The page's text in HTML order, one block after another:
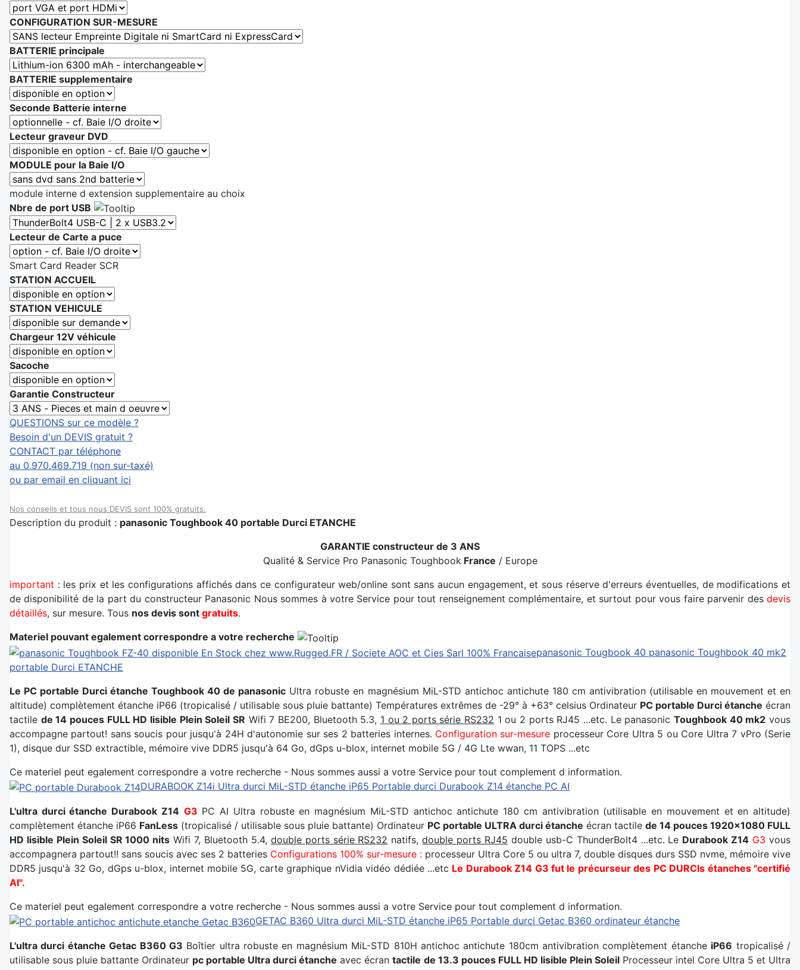
CONFIGURATION SUR-MESURE
BATTERIE principale
BATTERIE supplementaire
Seconde Batterie interne
Lecteur graveur DVD
MODULE pour la Baie I/O
module interne d extension supplementaire au choix
Nbre de port USB
Lecteur de Carte a puce
Smart Card Reader SCR
STATION ACCUEIL
STATION VEHICULE
Chargeur 12V véhicule
Sacoche
Garantie Constructeur
QUESTIONS sur ce modèle ?
Besoin d'un DEVIS gratuit ?
CONTACT par téléphone
au 0.970.469.719 (non sur-taxé)
ou par email en cliquant ici
Nos conseils et tous nous DEVIS sont 100% gratuits.
Description du produit : panasonic Toughbook 40 portable Durci ETANCHE
GARANTIE constructeur de 3 ANS
Qualité & Service Pro Panasonic ToughbookFrance / Europe
important : les prix et les configurations affichés dans ce configurateur web/online sont sans aucun engagement, et sous réserve d'erreurs éventuelles, de modifications et
de disponibilité de la part du constructeur Panasonic Nous sommes à votre Service pour tout renseignement complémentaire, et surtout pour vous faire parvenir des devis
détaillés, sur mesure. Tous nos devis sont gratuits.
Materiel pouvant egalement correspondre a votre recherche
panasonic Tougbook 40 panasonic Toughbook 40 mk2
portable Durci ETANCHE
Le PC portable Durci étanche Toughbook 40 de panasonic Ultra robuste en magnésium MiL-STD antichoc antichute 180 cm antivibration (utilisable en mouvement et en
altitude) complètement étanche iP66 (tropicalisé / utilisable sous pluie battante) Températures extrêmes de -29° à +63° celsius Ordinateur PC portable Durci étanche écran
tactile de 14 pouces FULL HD lisible Plein Soleil SR Wifi 7 BE200, Bluetooth 5.3, 1 ou 2 ports série RS232 1 ou 2 ports RJ45 ...etc. Le panasonicToughbook 40 mk2 vous
accompagne partout! sans soucis pour jusqu'à 24H d'autonomie sur ses 2 batteries internes. Configuration sur-mesure processeur Core Ultra 5 ou Core Ultra 7 vPro (Serie
1), disque dur SSD extractible, mémoire vive DDR5 jusqu'à 64 Go, dGps u-blox, internet mobile 5G / 4G Lte wwan, 11 TOPS ...etc
Ce materiel peut egalement correspondre a votre recherche - Nous sommes aussi a votre Service pour tout complement d information.
DURABOOK Z14i Ultra durci MiL-STD étanche iP65 Portable durci Durabook Z14 étanche PC AI
L'ultra durci étanche Durabook Z14 G3 PC AI Ultra robuste en magnésium MiL-STD antichoc antichute 180 cm antivibration (utilisable en mouvement et en altitude)
complètement étanche iP66 FanLess (tropicalisé / utilisable sous pluie battante) Ordinateur PC portable ULTRA durci étanche écran tactile de 14 pouces 1920x1080 FULL
HD lisible Plein Soleil SR 1000 nits Wifi 7, Bluetooth 5.4, double ports série RS232 natifs,double ports RJ45 double usb-C ThunderBolt4 ...etc. Le Durabook Z14 G3 vous
accompagnera partout!! sans soucis avec ses 2 batteries Configurations 100% sur-mesure : processeur Ultra Core 5 ou ultra 7, double disques durs SSD nvme, mémoire vive
DDR5 jusqu'à 32 Go, dGps u-blox, internet mobile 5G, carte graphique nVidia vidéo dédiée ...etc Le Durabook Z14 G3 fut le précurseur des PC DURCIs étanches "certifié
AI".
Ce materiel peut egalement correspondre a votre recherche - Nous sommes aussi a votre Service pour tout complement d information.
GETAC B360 Ultra durci MiL-STD étanche iP65 Portable durci Getac B360 ordinateur étanche
L'ultra durci étanche Getac B360 G3 Boîtier ultra robuste en magnésium MiL-STD 810H antichoc antichute 180cm antivibration complètement étanche iP66 tropicalisé /
utilisable sous pluie battante Ordinateur pc portable Ultra durci étanche avec écrantactile de 13.3 pouces FULL HD lisible Plein SoleilProcesseur intel Core Ultra 5 et Ultra